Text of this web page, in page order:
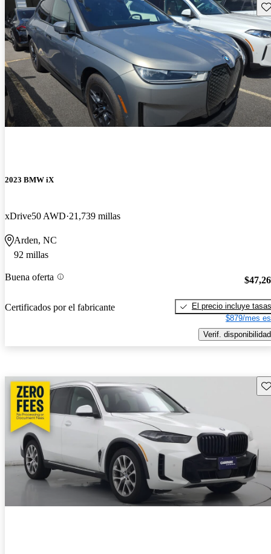
2023 BMW iX
xDrive50 AWD 21,739 millas
Arden, NC
92 millas
Buena oferta
Certificados por el fabricante
El precio incluye tasas
$879/mes
Verif. disponibilidad